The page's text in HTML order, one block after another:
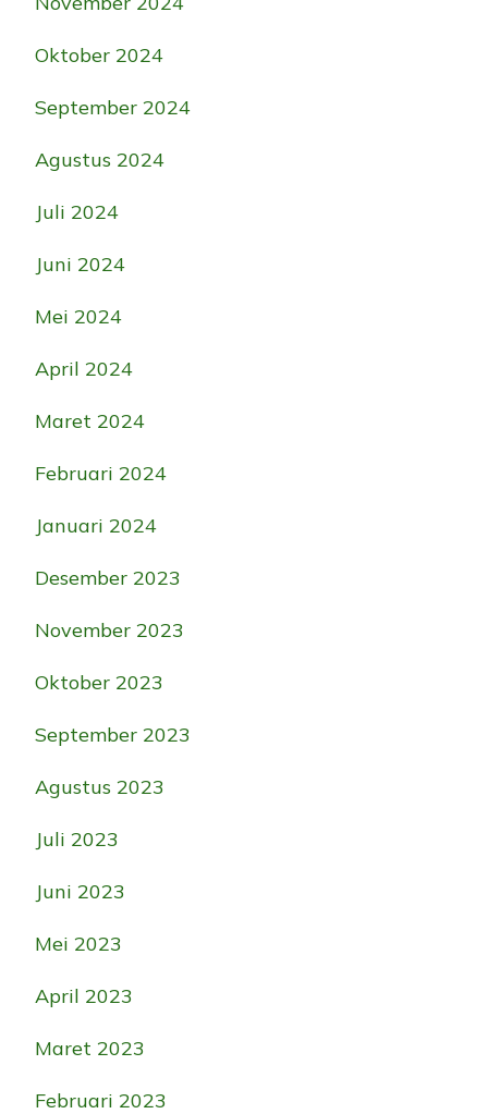
Oktober 2024
September 2024
Agustus 2024
Juli 2024
Juni 2024
Mei 2024
April 2024
Maret 2024
Februari 2024
Januari 2024
Desember 2023
November 2023
Oktober 2023
September 2023
Agustus 2023
Juli 2023
Juni 2023
Mei 2023
April 2023
Maret 2023
Februari 2023